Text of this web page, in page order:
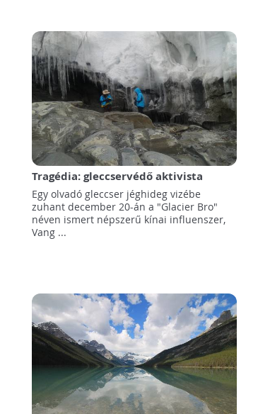
Tragédia: gleccservédő aktivista
fulladt egy olvadó gleccser vizébe
Egy olvadó gleccser jéghideg vizébe
zuhant december 20-án a "Glacier Bro"
néven ismert népszerű kínai influenszer,
Vang ...